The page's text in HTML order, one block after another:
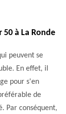
à La Ronde
peuvent se
En effet, il
pour s'en
de
Par conséquent,